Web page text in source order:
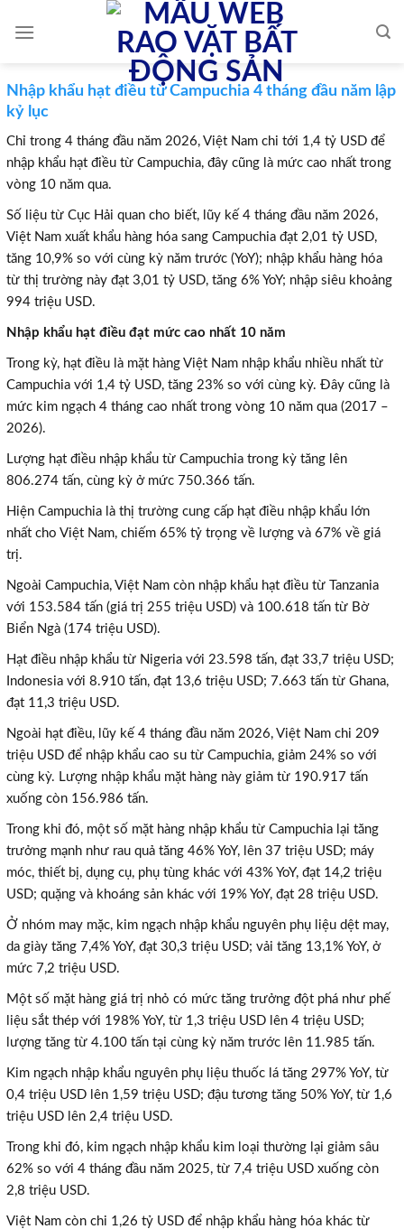
Nhập khẩu hạt điều từ Campuchia 4 tháng đầu năm lập
kỷ lục
Chỉ trong 4 tháng đầu năm 2026, Việt Nam chi tới 1,4 tỷ USD để
nhập khẩu hạt điều từ Campuchia, đây cũng là mức cao nhất trong
vòng 10 năm qua.
Số liệu từ Cục Hải quan cho biết, lũy kế 4 tháng đầu năm 2026,
Việt Nam xuất khẩu hàng hóa sang Campuchia đạt 2,01 tỷ USD,
tăng 10,9% so với cùng kỳ năm trước (YoY); nhập khẩu hàng hóa
từ thị trường này đạt 3,01 tỷ USD, tăng 6% YoY; nhập siêu khoảng
994 triệu USD.
Nhập khẩu hạt điều đạt mức cao nhất 10 năm
Trong kỳ, hạt điều là mặt hàng Việt Nam nhập khẩu nhiều nhất từ
Campuchia với 1,4 tỷ USD, tăng 23% so với cùng kỳ. Đây cũng là
mức kim ngạch 4 tháng cao nhất trong vòng 10 năm qua (2017 –
2026).
Lượng hạt điều nhập khẩu từ Campuchia trong kỳ tăng lên
806.274 tấn, cùng kỳ ở mức 750.366 tấn.
Hiện Campuchia là thị trường cung cấp hạt điều nhập khẩu lớn
nhất cho Việt Nam, chiếm 65% tỷ trọng về lượng và 67% về giá
trị.
Ngoài Campuchia, Việt Nam còn nhập khẩu hạt điều từ Tanzania
với 153.584 tấn (giá trị 255 triệu USD) và 100.618 tấn từ Bờ
Biển Ngà (174 triệu USD).
Hạt điều nhập khẩu từ Nigeria với 23.598 tấn, đạt 33,7 triệu USD;
Indonesia với 8.910 tấn, đạt 13,6 triệu USD; 7.663 tấn từ Ghana,
đạt 11,3 triệu USD.
Ngoài hạt điều, lũy kế 4 tháng đầu năm 2026, Việt Nam chi 209
triệu USD để nhập khẩu cao su từ Campuchia, giảm 24% so với
cùng kỳ. Lượng nhập khẩu mặt hàng này giảm từ 190.917 tấn
xuống còn 156.986 tấn.
Trong khi đó, một số mặt hàng nhập khẩu từ Campuchia lại tăng
trưởng mạnh như rau quả tăng 46% YoY, lên 37 triệu USD; máy
móc, thiết bị, dụng cụ, phụ tùng khác với 43% YoY, đạt 14,2 triệu
USD; quặng và khoáng sản khác với 19% YoY, đạt 28 triệu USD.
Ở nhóm may mặc, kim ngạch nhập khẩu nguyên phụ liệu dệt may,
da giày tăng 7,4% YoY, đạt 30,3 triệu USD; vải tăng 13,1% YoY, ở
mức 7,2 triệu USD.
Một số mặt hàng giá trị nhỏ có mức tăng trưởng đột phá như phế
liệu sắt thép với 198% YoY, từ 1,3 triệu USD lên 4 triệu USD;
lượng tăng từ 4.100 tấn tại cùng kỳ năm trước lên 11.985 tấn.
Kim ngạch nhập khẩu nguyên phụ liệu thuốc lá tăng 297% YoY, từ
0,4 triệu USD lên 1,59 triệu USD; đậu tương tăng 50% YoY, từ 1,6
triệu USD lên 2,4 triệu USD.
Trong khi đó, kim ngạch nhập khẩu kim loại thường lại giảm sâu
62% so với 4 tháng đầu năm 2025, từ 7,4 triệu USD xuống còn
2,8 triệu USD.
Việt Nam còn chi 1,26 tỷ USD để nhập khẩu hàng hóa khác từ